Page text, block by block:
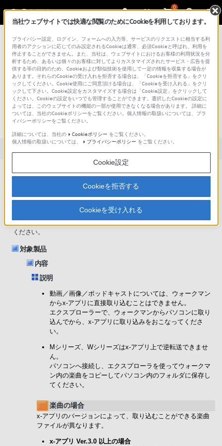
0
総合サポート・お問い合わせ
文書番号 : S1202159003319 / 最終更新日 : 2021/03/31
ウォークマンからx-アプリに、取り込
むことができるコンテンツを教えてく
ださい。
ウォークマンからx-アプリに逆転送できるコンテンツ（楽曲/動画/画
像/ポッドキャスト）を教えてください。
楽曲のみウォークマンからx-アプリに直接取り込むことができますが、楽
曲ファイルによって取り込むことができない場合があります。以下をご覧
ください。
対象製品
内容
説明
動画／画像／ポッドキャストについては、ウォークマン
からx-アプリに直接取り込むことはできません。
エクスプローラーで、ウォークマンからパソコンに取り
込んでから、x-アプリに取り込みをおこなってくださ
い。
Mシリーズ、Wシリーズはx-アプリ上で逆転送できませ
ん。
パソコンへ接続し、エクスプローラを使ってウォークマ
ン内の楽曲をコピーしてパソコン内のフォルダに保存し
てください。
楽曲の場合
x-アプリのバージョンによって、取り込むことができる楽曲
ファイルが異なります。
x-アプリ Ver.3.0 以上の場合
当社ウェブサイトでは快適な閲覧のためにCookieを利用しております。
プライバシー設定、ログイン、フォームへの入力等、サービスのリクエストに相当する利
用者のアクションに応じてのみ設定されるCookieは通常、必須Cookieと呼ばれ、利用を
停止することができません。また、当社は、ウェブサイトにおけるお客様の利用状況を分
析するため、あるいは個々のお客様に対してよりカスタマイズされたサービス・広告を提
供する等の目的のため、Cookieおよび類似技術を使用して一定の情報を収集する場合が
あります。それらのCookieの受け入れを拒否する場合は、「Cookieを拒否する」をクリ
ックしてください。Cookie使用にご同意頂ける場合は、「Cookieを受け入れる」をクリ
ックして下さい。Cookie設定をカスタマイズする場合は「Cookie設定」をクリックして
ください。Cookieの設定をいつでも管理することができます。選択したCookieの設定に
よっては、このウェブサイトの機能の一部が使用できなくなる場合があります。 詳細に
ついては、当社のCookieポリシーをご覧ください。個人情報の取扱いについては、プラ
イバシーポリシーをご覧ください。
詳細については、当社の
Cookieポリシー をご覧ください。
個人情報の取扱いについては、
プライバシーポリシー をご覧ください。
Cookie設定
Cookieを拒否する
Cookieを受け入れる